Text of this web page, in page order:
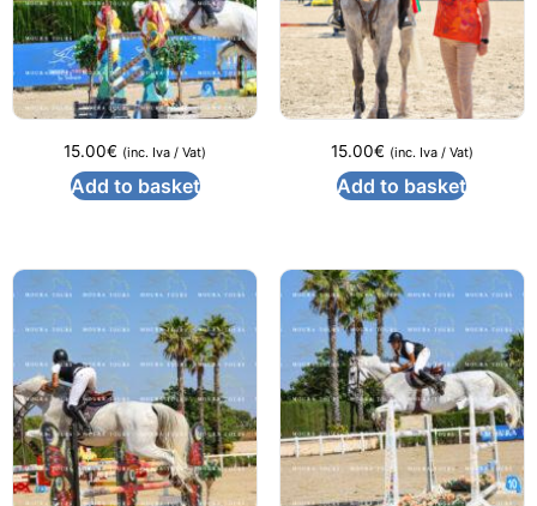
15.00€ (inc. Iva / Vat)
Add to basket
15.00€ (inc. Iva / Vat)
Add to basket